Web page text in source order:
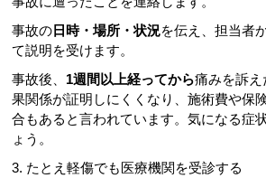
事故の 日時・場所・状況を伝え、担当者
て説明を受けます。
事故後、 1週間以上経ってから痛みを訴
果関係が証明しにくくなり、施術費や保
合もあると言われています。気になる症
ょう。
3. たとえ軽傷でも医療機関を受診する